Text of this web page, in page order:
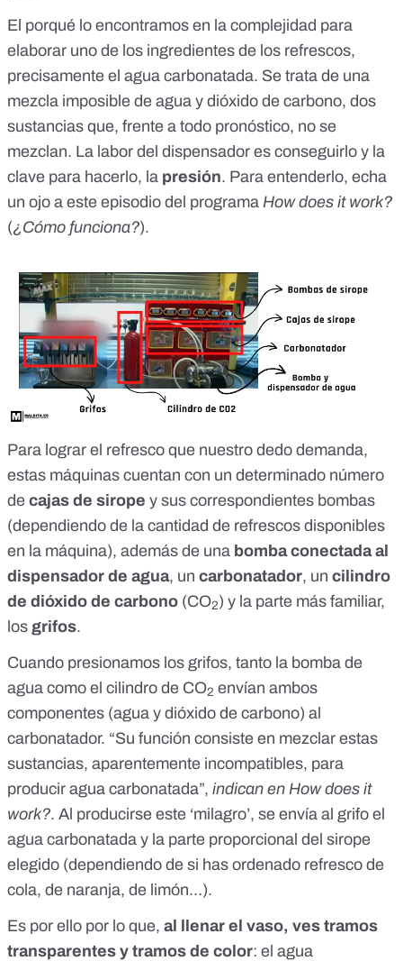
El porqué lo encontramos en la complejidad para
elaborar uno de los ingredientes de los refrescos,
precisamente el agua carbonatada. Se trata de una
mezcla imposible de agua y dióxido de carbono, dos
sustancias que, frente a todo pronóstico, no se
mezclan. La labor del dispensador es conseguirlo y la
clave para hacerlo, la presión. Para entenderlo, echa
un ojo a este episodio del programa How does it work?
(¿Cómo funciona?).
Para lograr el refresco que nuestro dedo demanda,
estas máquinas cuentan con un determinado número
de cajas de sirope y sus correspondientes bombas
(dependiendo de la cantidad de refrescos disponibles
en la máquina), además de una bomba conectada al
dispensador de agua, un carbonatador, un cilindro
de dióxido de carbono (CO2) y la parte más familiar,
los grifos.
Cuando presionamos los grifos, tanto la bomba de
agua como el cilindro de CO2 envían ambos
componentes (agua y dióxido de carbono) al
carbonatador. “Su función consiste en mezclar estas
sustancias, aparentemente incompatibles, para
producir agua carbonatada”, indican en How does it
work?. Al producirse este ‘milagro’, se envía al grifo el
agua carbonatada y la parte proporcional del sirope
elegido (dependiendo de si has ordenado refresco de
cola, de naranja, de limón…).
Es por ello por lo que, al llenar el vaso, ves tramos
transparentes y tramos de color: el agua